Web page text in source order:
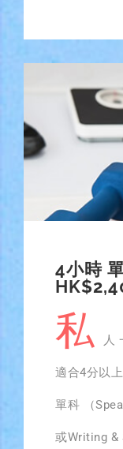
4小時
私 人
適合4分以
單科 （
或Writing &